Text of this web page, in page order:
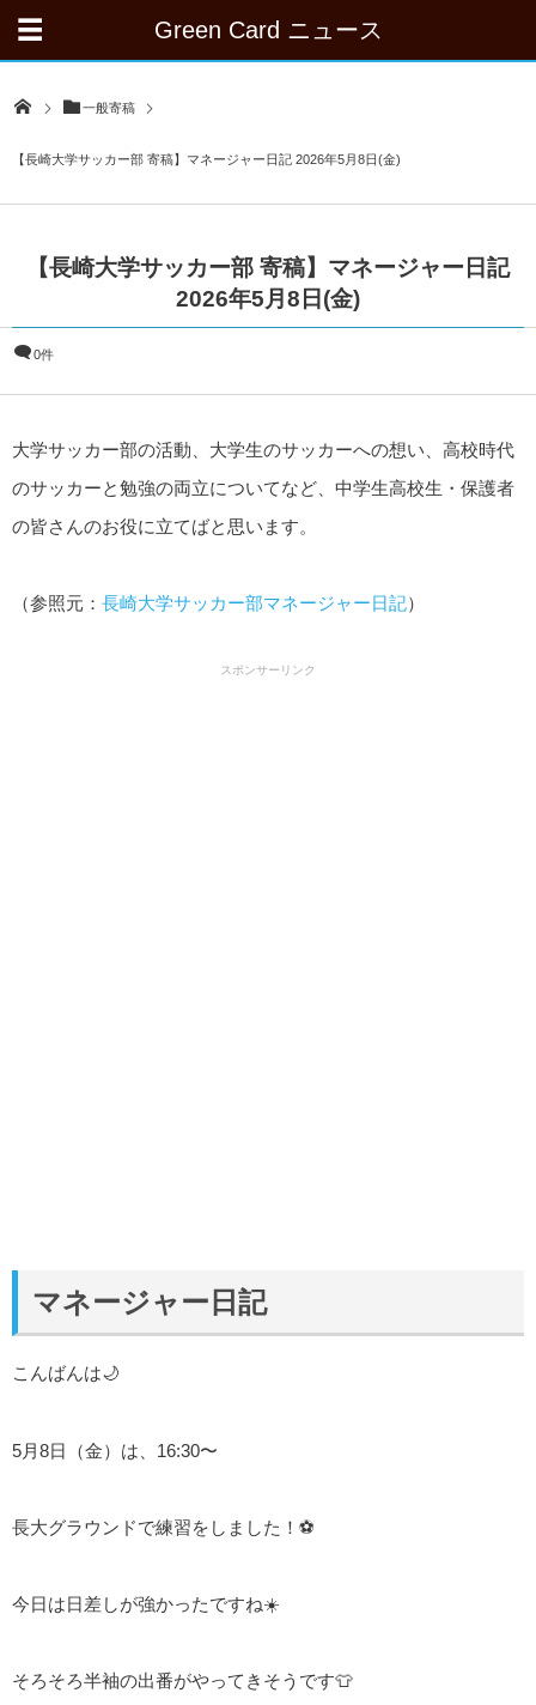
Green Card ニュース
一般寄稿
【長崎大学サッカー部 寄稿】マネージャー日記 2026年5月8日(金)
【長崎大学サッカー部 寄稿】マネージャー日記
2026年5月8日(金)
0件
大学サッカー部の活動、大学生のサッカーへの想い、高校時代
のサッカーと勉強の両立についてなど、中学生高校生・保護者
の皆さんのお役に立てばと思います。
（参照元： 長崎大学サッカー部マネージャー日記）
スポンサーリンク
マネージャー日記
こんばんは🌙
5月8日（金）は、16:30〜
長大グラウンドで練習をしました！⚽️
今日は日差しが強かったですね☀️
そろそろ半袖の出番がやってきそうです👕